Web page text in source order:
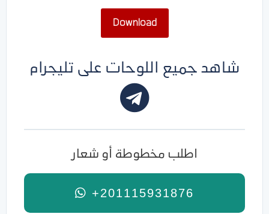
Download
شاهد جميع اللوحات على تليجرام
اطلب مخطوطة أو شعار
+201115931876